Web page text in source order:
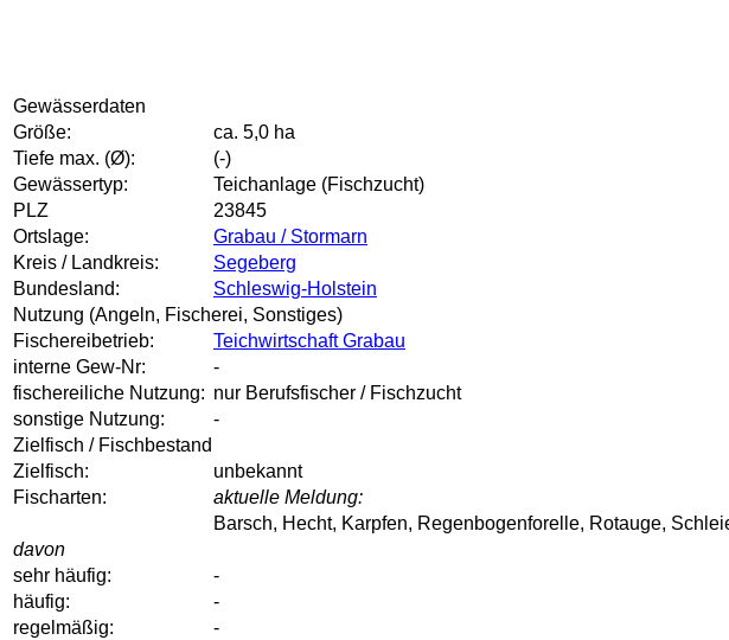
Gewässerdaten
Größe:
ca. 5,0 ha
Tiefe max. (Ø):
(-)
Gewässertyp:
Teichanlage (Fischzucht)
PLZ
23845
Ortslage:
Grabau / Stormarn
Kreis / Landkreis:
Segeberg
Bundesland:
Schleswig-Holstein
Nutzung (Angeln, Fischerei, Sonstiges)
Fischereibetrieb:
Teichwirtschaft Grabau
interne Gew-Nr:
-
fischereiliche Nutzung: nur Berufsfischer / Fischzucht
sonstige Nutzung:
-
Zielfisch / Fischbestand
Zielfisch:
unbekannt
Fischarten:
aktuelle Meldung:
Barsch, Hecht, Karpfen, Regenbogenforelle, Rotauge,
davon
sehr häufig:
-
häufig:
-
regelmäßig:
-